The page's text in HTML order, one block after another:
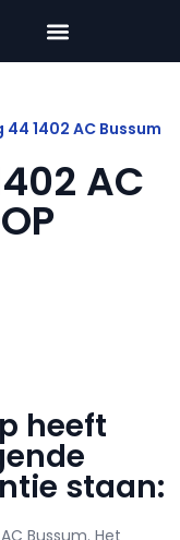
44 1402 AC Bussum
AC
heeft
staan: